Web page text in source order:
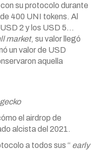
su protocolo durante
400 UNI tokens. Al
2 y los USD 5…
market, su valor llegó
un valor de USD
aquella
el airdrop de
alcista del 2021.
a todos sus “ early